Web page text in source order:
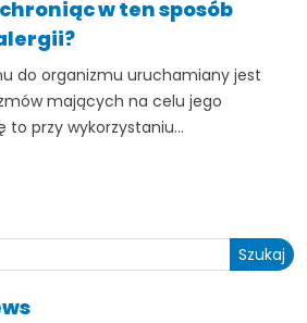
w ten sposób
do organizmu uruchamiany jest
mających na celu jego
to przy wykorzystaniu...
Szukaj